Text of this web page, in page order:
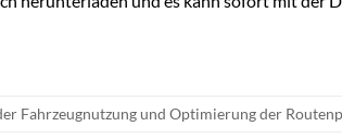
Fahrzeugnutzung und Optimierung der